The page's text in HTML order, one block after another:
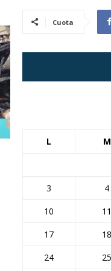
Cuota
L M
3
4
10
11
17
18
24
25